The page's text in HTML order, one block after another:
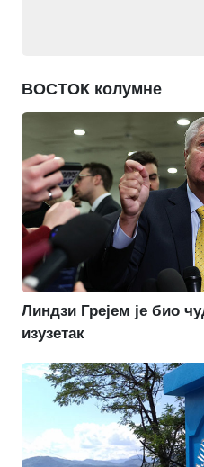
ВОСТОК колумне
Линдзи Грејем је био
изузетак